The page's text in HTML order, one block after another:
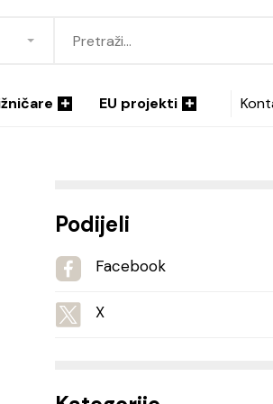
EU projekti
Podijeli
Facebook
X